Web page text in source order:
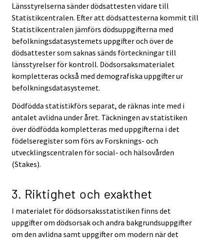
Länsstyrelserna sänder dödsattesten vidare till
Statistikcentralen. Efter att dödsattesterna kommit till
Statistikcentralen jämförs dödsuppgifterna med
befolkningsdatasystemets uppgifter och över de
dödsattester som saknas sänds förteckningar till
länsstyrelser för kontroll. Dödsorsaksmaterialet
kompletteras också med demografiska uppgifter ur
befolkningsdatasystemet.
Dödfödda statistikförs separat, de räknas inte med i
antalet avlidna under året. Täckningen av statistiken
över dödfödda kompletteras med uppgifterna i det
födelseregister som förs av Forsknings- och
utvecklingscentralen för social- och hälsovården
(Stakes).
3. Riktighet och exakthet
I materialet för dödsorsaksstatistiken finns det
uppgifter om dödsorsak och andra bakgrundsuppgifter
om den avlidna samt uppgifter om modern när det